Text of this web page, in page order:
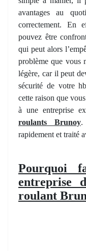
avantages au
correctement. En
pouvez être
qui peut alors
problème que vous
légère, car il peut
sécurité de votre
cette raison que
à une entreprise
roulants Brunoy.
rapidement et traité
Pourquoi
entreprise
roulant